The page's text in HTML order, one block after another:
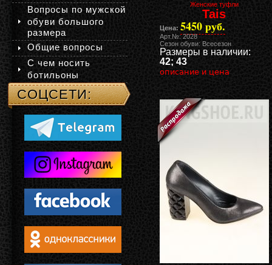
Женские туфли
Tais
Цена: 5450 руб.
Арт.№: 2028
Сезон обуви: Всесезон
Размеры в наличии:
42; 43
описание и цена
Вопросы по мужской
обуви большого
размера
Общие вопросы
С чем носить
ботильоны
СОЦСЕТИ: